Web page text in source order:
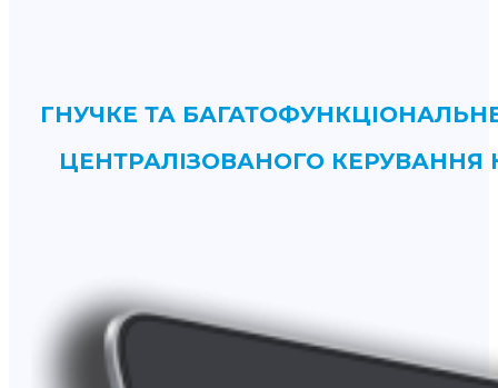
ГНУЧКЕ ТА
ЦЕНТРАЛІЗОВАНОГО КЕРУВАННЯ